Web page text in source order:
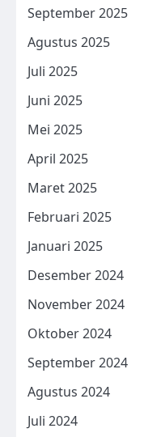
September 2025
Agustus 2025
Juli 2025
Juni 2025
Mei 2025
April 2025
Maret 2025
Februari 2025
Januari 2025
Desember 2024
November 2024
Oktober 2024
September 2024
Agustus 2024
Juli 2024